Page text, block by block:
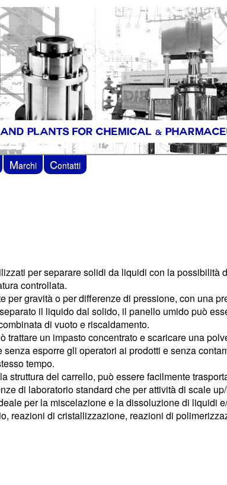
Marchi Contatti
per separare solidi da liquidi con la possibilità
controllata.
per gravità o per differenze di pressione, con una
il liquido dal solido, il panello umido può
di vuoto e riscaldamento.
trattare un impasto concentrato e scaricare una
esporre gli operatori ai prodotti e senza
tempo.
struttura del carrello, può essere facilmente
di laboratorio standard che per attività di scale
per la miscelazione e la dissoluzione di liquidi
reazioni di cristallizzazione, reazioni di